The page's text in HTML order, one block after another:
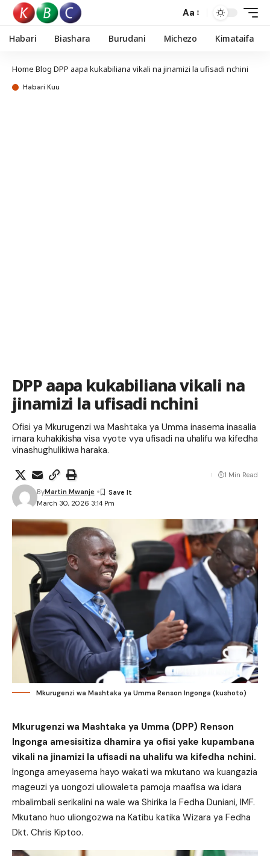
Aa
Habari Biashara Burudani Michezo Kimataifa
Home Blog DPP aapa kukabiliana vikali na jinamizi la ufisadi nchini
Habari Kuu
DPP aapa kukabiliana vikali na
jinamizi la ufisadi nchini
Ofisi ya Mkurugenzi wa Mashtaka ya Umma inasema inasalia
imara kuhakikisha visa vyote vya ufisadi na uhalifu wa kifedha
vinashughulikiwa haraka.
March 30, 2026 3:14 Pm
ByMartin Mwanje
1 Min Read
Mkurugenzi wa Mashtaka ya Umma Renson Ingonga (kushoto)
Mkurugenzi wa Mashtaka ya Umma (DPP) Renson
Ingonga amesisitiza dhamira ya ofisi yake kupambana
vikali na jinamizi la ufisadi na uhalifu wa kifedha nchini.
Ingonga ameyasema hayo wakati wa mkutano wa kuangazia
mageuzi ya uongozi uliowaleta pamoja maafisa wa idara
mbalimbali serikalini na wale wa Shirika la Fedha Duniani, IMF.
Mkutano huo uliongozwa na Katibu katika Wizara ya Fedha
Dkt. Chris Kiptoo.